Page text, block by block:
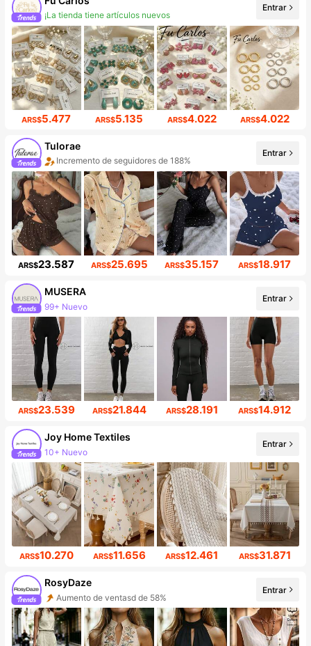
¡La tienda tiene artículos nuevos
Incremento de seguidores de 127%
Entrar
ARS$5.477 ARS$5.135 ARS$4.022 ARS$4.022
Tulorae
Incremento de seguidores de 188%
Aumento de ventasd de 247%
Entrar
ARS$23.587 ARS$25.695 ARS$35.157 ARS$18.917
MUSERA
99+ Nuevo
4.3M seguidores
Entrar
ARS$23.539 ARS$21.844 ARS$28.191 ARS$14.912
Joy Home Textiles
10+ Nuevo
Incremento de seguidores de 32%
Entrar
ARS$10.270 ARS$11.656 ARS$12.461 ARS$31.871
RosyDaze
Aumento de ventasd de 58%
Incremento de seguidores de 106%
Entrar